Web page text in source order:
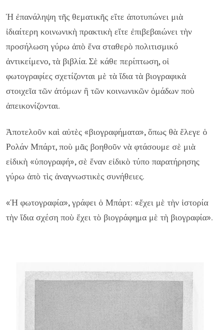
Ἡ ἐπανάληψη τῆς θεματικῆς εἴτε ἀποτυπώνει μιὰ
ἰδιαίτερη κοινωνικὴ πρακτικὴ εἴτε ἐπιβεβαιώνει τὴν
προσήλωση γύρω ἀπὸ ἕνα σταθερὸ πολιτισμικό
ἀντικείμενο, τὰ βιβλία. Σὲ κάθε περίπτωση, οἱ
φωτογραφίες σχετίζονται μὲ τὰ ἴδια τὰ βιογραφικὰ
στοιχεῖα τῶν ἀτόμων ἢ τῶν κοινωνικῶν ὁμάδων ποὺ
ἀπεικονίζονται.
Ἀποτελοῦν καὶ αὐτὲς «βιογραφήματα», ὅπως θὰ ἔλεγε ὁ
Ρολάν Μπάρτ, ποὺ μᾶς βοηθοῦν νὰ φτάσουμε σὲ μιὰ
εἰδικὴ «ὑπογραφή», σὲ ἕναν εἰδικὸ τύπο παρατήρησης
γύρω ἀπὸ τὶς ἀναγνωστικὲς συνήθειες.
«Ἡ φωτογραφία», γράφει ὁ Μπάρτ: «ἔχει μὲ τὴν ἱστορία
τὴν ἴδια σχέση ποὺ ἔχει τὸ βιογράφημα μὲ τὴ βιογραφία».